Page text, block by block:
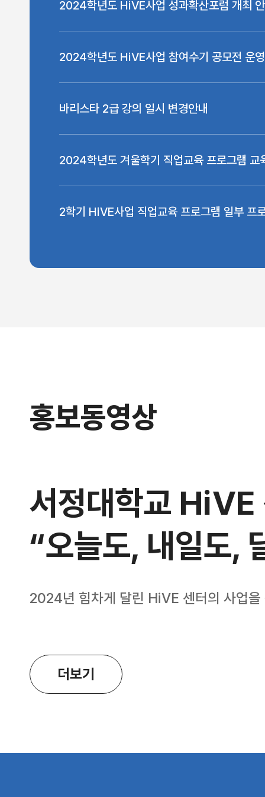
2024학년도 HiVE사업 성과확산포럼 개최
2024학년도 HiVE사업 참여수기 공모전 운
바리스타 2급 강의 일시 변경안내
2024학년도 겨울학기 직업교육 프로그램 교
2학기 HiVE사업 직업교육 프로그램 일부 프
홍보동영상
서정대학교 HiVE
“오늘도, 내일도,
2024년 힘차게 달린 HiVE 센터의 사업을
더보기